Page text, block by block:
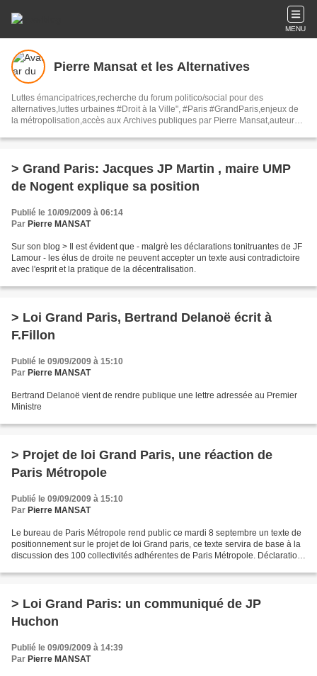
MENU
Pierre Mansat et les Alternatives
Luttes émancipatrices,recherche du forum politico/social pour des
alternatives,luttes urbaines #Droit à la Ville", #Paris #GrandParis,enjeux de
la métropolisation,accès aux Archives publiques par Pierre Mansat,auteur‼️
#Audin>bénevole Secours Populaire>Comité Laghouat-France>#Mumia
> Grand Paris: Jacques JP Martin , maire UMP
de Nogent explique sa position
Publié le 10/09/2009 à 06:14
Par Pierre MANSAT
Sur son blog > Il est évident que - malgrè les déclarations tonitruantes de JF
Lamour - les élus de droite ne peuvent accepter un texte ausi contradictoire
avec l'esprit et la pratique de la décentralisation.
> Loi Grand Paris, Bertrand Delanoë écrit à
F.Fillon
Publié le 09/09/2009 à 15:10
Par Pierre MANSAT
Bertrand Delanoë vient de rendre publique une lettre adressée au Premier
Ministre
> Projet de loi Grand Paris, une réaction de
Paris Métropole
Publié le 09/09/2009 à 15:10
Par Pierre MANSAT
Le bureau de Paris Métropole rend public ce mardi 8 septembre un texte de
positionnement sur le projet de loi Grand paris, ce texte servira de base à la
discussion des 100 collectivités adhérentes de Paris Métropole. Déclaration
> Loi Grand Paris: un communiqué de JP
Huchon
Publié le 09/09/2009 à 14:39
Par Pierre MANSAT